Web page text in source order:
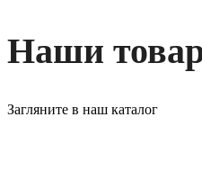
Наши
Загляните в наш каталог